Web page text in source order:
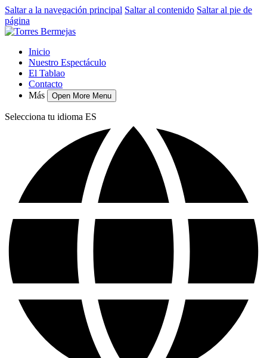
Saltar a la navegación principal Saltar al contenido Saltar al pie de
página
Inicio
Nuestro Espectáculo
El Tablao
Contacto
Más
Open More Menu
Selecciona tu idioma ES